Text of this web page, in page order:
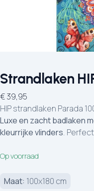
Strandlaken
€39,95
HIP strandlaken Parada
Luxe en zacht badlaken
kleurrijke vlinders.
Op voorraad
Maat: 100x180 cm